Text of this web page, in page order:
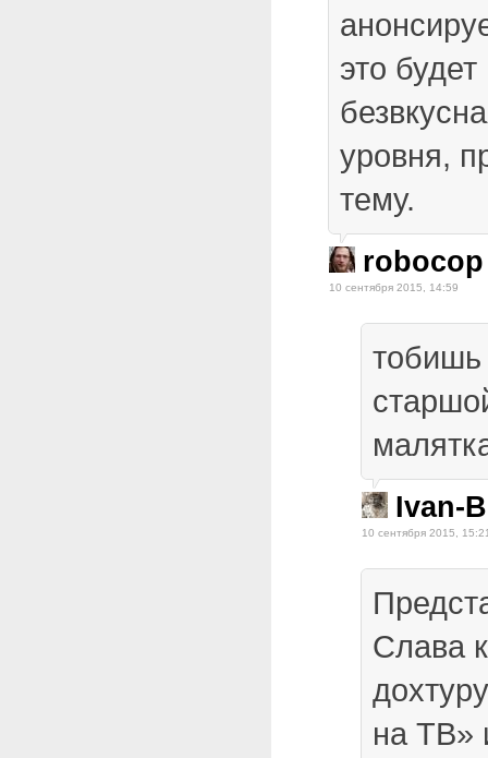
это
уровня,
тему.
robocop
10 сентября 2015, 14:59
Ivan-
10 сентября 2015,
Слава
на ТВ»